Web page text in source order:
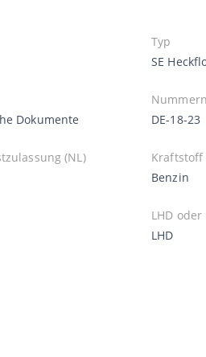
Typ
SE
Dokumente
DE-18-23
(NL)
Kraftstoff
Benzin
LHD oder
LHD